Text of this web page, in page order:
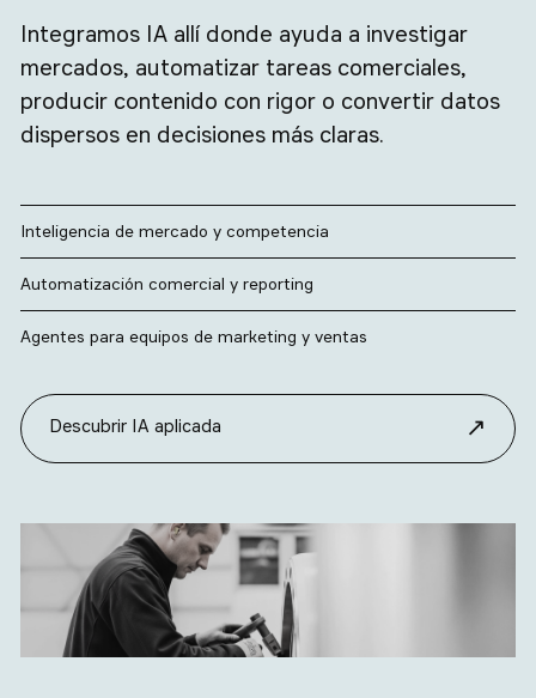
Integramos IA allí donde ayuda a investigar
mercados, automatizar tareas comerciales,
producir contenido con rigor o convertir datos
dispersos en decisiones más claras.
Inteligencia de mercado y competencia
Automatización comercial y reporting
Agentes para equipos de marketing y ventas
Descubrir IA aplicada ↗